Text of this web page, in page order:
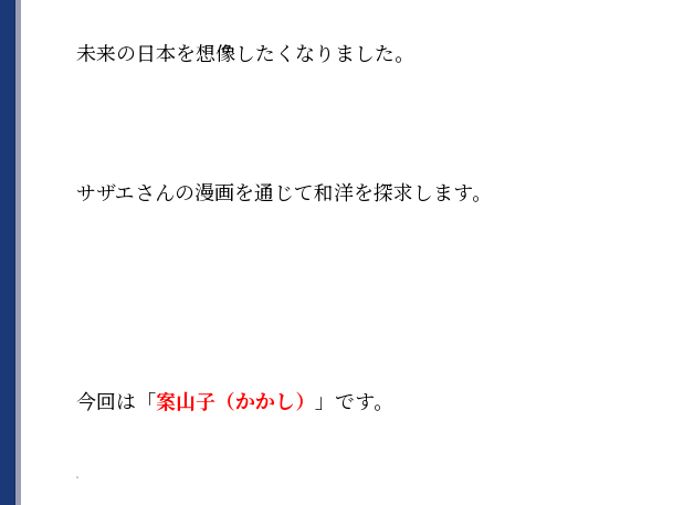
未来の日本を想像したくなりました。
サザエさんの漫画を通じて和洋を探求します。
今回は「案山子（かかし） 」です。